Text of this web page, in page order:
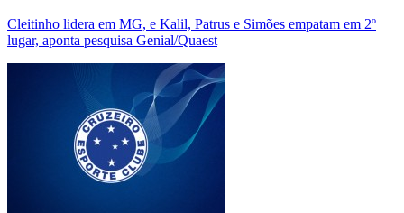
Cleitinho lidera em MG, e Kalil, Patrus e Simões empatam em 2º
lugar, aponta pesquisa Genial/Quaest